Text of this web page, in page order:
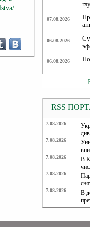
07.08.2026
06.08.2026
06.08.2026
RSS
7.08.2026
7.08.2026
7.08.2026
В
7.08.2026
7.08.2026
В